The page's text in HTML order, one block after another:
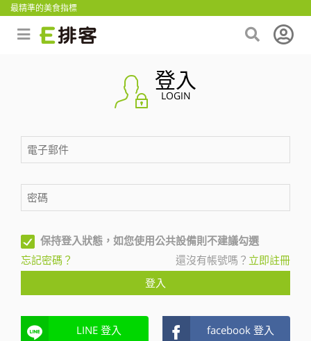
最精準的美食指標
登入
LOGIN
保持登入狀態，如您使用公共設備則不建議勾選
忘記密碼？
還沒有帳號嗎？ 立即註冊
登入
LINE 登入 facebook 登入